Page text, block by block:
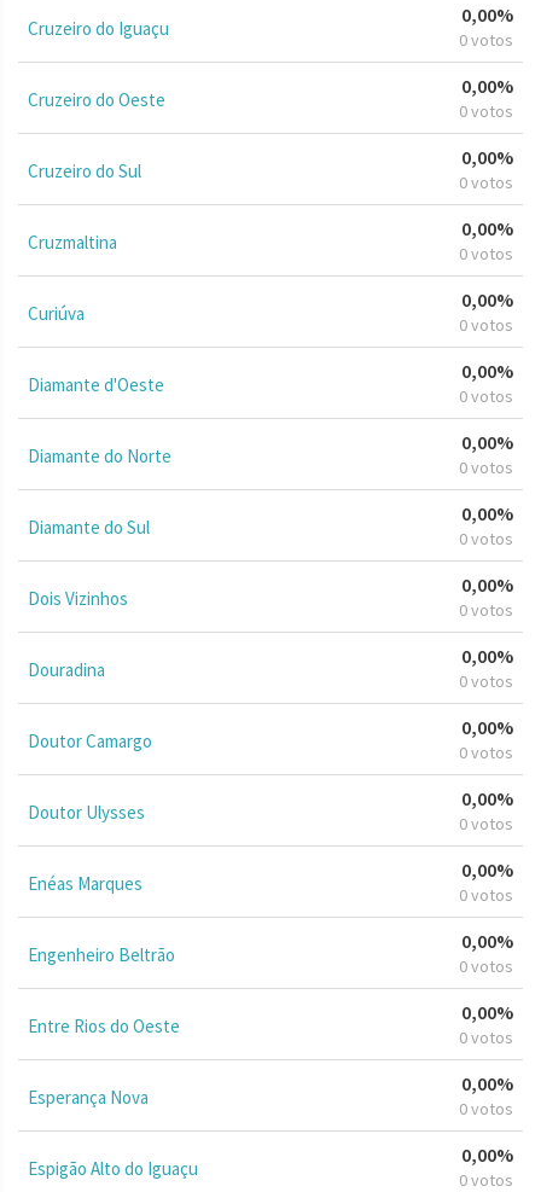
Cruzeiro do Iguaçu
0,00%
0 votos
Cruzeiro do Oeste
0,00%
0 votos
Cruzeiro do Sul
0,00%
0 votos
Cruzmaltina
0,00%
0 votos
Curiúva
0,00%
0 votos
Diamante d'Oeste
0,00%
0 votos
Diamante do Norte
0,00%
0 votos
Diamante do Sul
0,00%
0 votos
Dois Vizinhos
0,00%
0 votos
Douradina
0,00%
0 votos
Doutor Camargo
0,00%
0 votos
Doutor Ulysses
0,00%
0 votos
Enéas Marques
0,00%
0 votos
Engenheiro Beltrão
0,00%
0 votos
Entre Rios do Oeste
0,00%
0 votos
Esperança Nova
0,00%
0 votos
Espigão Alto do Iguaçu
0,00%
0 votos